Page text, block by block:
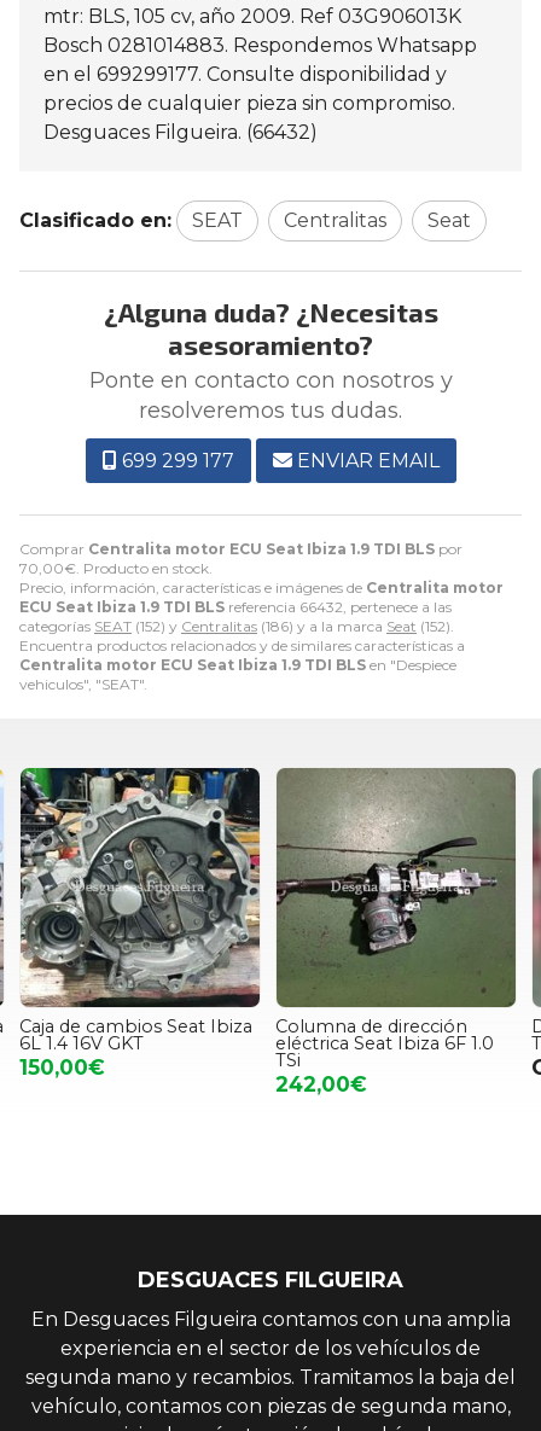
Comprar Centralita motor ECU Seat Ibiza 1.9 TDI BLS por
70,00€ . Producto en stock.
Precio, información, características e imágenes de Centralita motor
ECU Seat Ibiza 1.9 TDI BLS referencia 66432, pertenece a las
categorías SEAT (152) y Centralitas (186) y a la marca Seat (152).
Encuentra productos relacionados y de similares características a
Centralita motor ECU Seat Ibiza 1.9 TDI BLS en "Despiece
vehiculos", "SEAT".
mtr: BLS, 105 cv, año 2009. Ref 03G906013K
Bosch 0281014883. Respondemos Whatsapp
en el 699299177. Consulte disponibilidad y
precios de cualquier pieza sin compromiso.
Desguaces Filgueira. (66432)
Clasificado en: SEAT Centralitas Seat
¿Alguna duda? ¿Necesitas
asesoramiento?
Ponte en contacto con nosotros y
resolveremos tus dudas.
699 299 177 ENVIAR EMAIL
Seat Ibiza Columna de dirección
eléctrica Seat Ibiza 6F 1.0
Despiece Seat
TDI CAYC
Consultar
DESGUACES FILGUEIRA
En Desguaces Filgueira contamos con una amplia
experiencia en el sector de los vehículos de
segunda mano y recambios. Tramitamos la baja del
vehículo, contamos con piezas de segunda mano,